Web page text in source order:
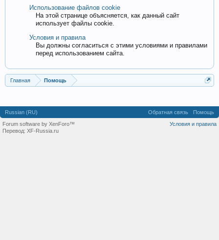
Использование файлов cookie
На этой странице объясняется, как данный сайт
использует файлы cookie.
Условия и правила
Вы должны согласиться с этими условиями и правилами
перед использованием сайта.
Главная Помощь
Russian (RU) Обратная связь
Помощь
Условия и правила
Forum software by XenForo™
Перевод: XF-Russia.ru